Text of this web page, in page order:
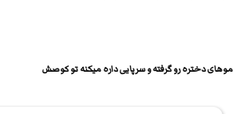
موهای دختره رو گرفته و سرپایی داره میکنه تو کوصش